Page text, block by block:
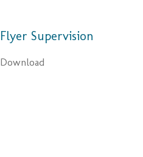
Flyer Supervision
Download